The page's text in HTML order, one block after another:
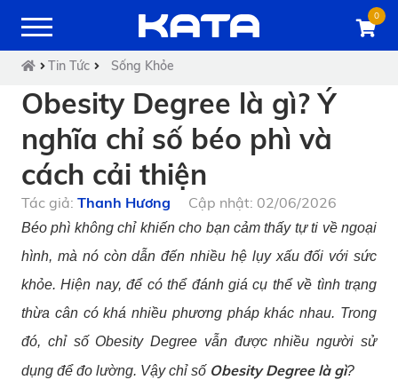
0
Tin Tức Sống Khỏe
Obesity Degree là gì? Ý
nghĩa chỉ số béo phì và
cách cải thiện
Tác giả: Thanh Hương Cập nhật: 02/06/2026
Béo phì không chỉ khiến cho bạn cảm thấy tự ti về ngoại
hình, mà nó còn dẫn đến nhiều hệ lụy xấu đối với sức
khỏe. Hiện nay, để có thể đánh giá cụ thể về tình trạng
thừa cân có khá nhiều phương pháp khác nhau. Trong
đó, chỉ số Obesity Degree vẫn được nhiều người sử
dụng để đo lường. Vậy chỉ số Obesity Degree là gì?